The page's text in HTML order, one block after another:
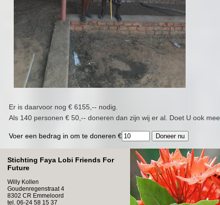
Er is daarvoor nog € 6155,-- nodig.
Als 140 personen € 50,-- doneren dan zijn wij er al. Doet U ook
Voer een bedrag in om te doneren €
Stichting Faya Lobi Friends For
Future
Willy Kollen
Goudenregenstraat 4
8302 CR Emmeloord
tel. 06-24 58 15 37